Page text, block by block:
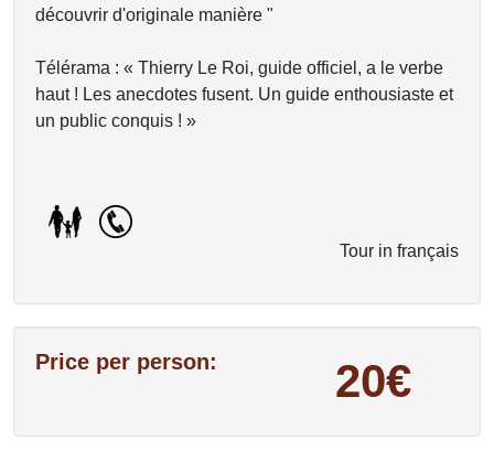
découvrir d'originale manière "
Télérama : « Thierry Le Roi, guide officiel, a le verbe
haut ! Les anecdotes fusent. Un guide enthousiaste et
un public conquis ! »
Tour in français
Price per person: 20€